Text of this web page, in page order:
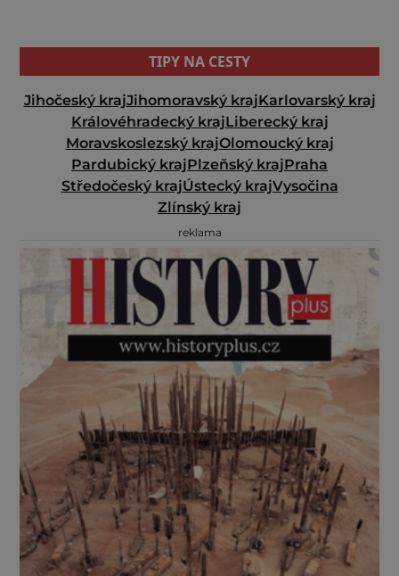
TIPY NA CESTY
Jihočeský krajJihomoravský krajKarlovarský kraj
Královéhradecký krajLiberecký kraj
Moravskoslezský krajOlomoucký kraj
Pardubický krajPlzeňský krajPraha
Středočeský krajÚstecký krajVysočina
Zlínský kraj
reklama